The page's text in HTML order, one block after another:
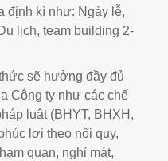
định kì như: Ngày lễ,
lịch, team building 2-
sẽ hưởng đầy đủ
Công ty như các chế
luật (BHYT, BHXH,
lợi theo nội quy,
quan, nghỉ mát,